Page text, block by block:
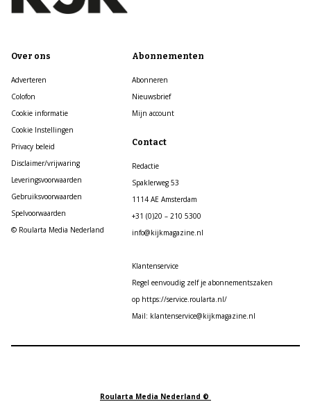
Over ons
Adverteren
Colofon
Cookie informatie
Cookie Instellingen
Privacy beleid
Disclaimer/vrijwaring
Leveringsvoorwaarden
Gebruiksvoorwaarden
Spelvoorwaarden
© Roularta Media Nederland
Abonnementen
Abonneren
Nieuwsbrief
Mijn account
Contact
Redactie
Spaklerweg 53
1114 AE Amsterdam
+31 (0)20 – 210 5300
info@kijkmagazine.nl
Klantenservice
Regel eenvoudig zelf je abonnementszaken
op https://service.roularta.nl/
Mail: klantenservice@kijkmagazine.nl
Roularta Media Nederland ©